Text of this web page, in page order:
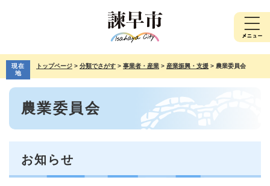
先
で
す。
を
ば
現在
地
トップページ > 分類でさがす > 事業者・産業 > 産業振興・支援 > 農業委員会
本
農業委員会
お知らせ